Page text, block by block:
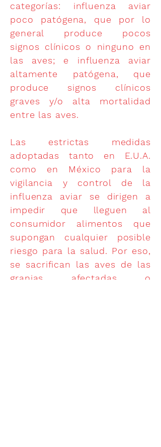
categorías: influenza aviar
poco patógena, que por lo
general produce pocos
signos clínicos o ninguno en
las aves; e influenza aviar
altamente patógena, que
produce signos clínicos
graves y/o alta mortalidad
entre las aves.
Las estrictas medidas
adoptadas tanto en E.U.A.
como en México para la
vigilancia y control de la
influenza aviar se dirigen a
impedir que lleguen al
consumidor alimentos que
supongan cualquier posible
riesgo para la salud. Por eso,
se sacrifican las aves de las
granjas afectadas o